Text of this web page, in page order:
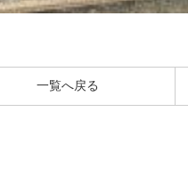
一覧へ戻る